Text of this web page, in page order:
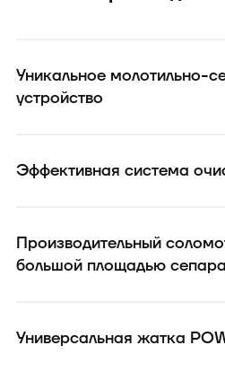
Уникальное молотильно-
устройство
Эффективная система
Производительный
большой площадью
Универсальная жатка